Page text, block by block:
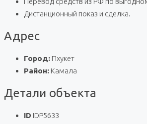
Дистанционный показ и сделка.
Адрес
Город: Пхукет
Район: Камала
Детали объекта
ID IDP5633